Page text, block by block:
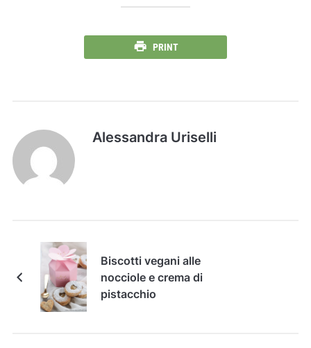
PRINT
Alessandra Uriselli
Biscotti vegani alle
nocciole e crema di
pistacchio